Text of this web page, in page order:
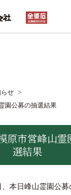
せ
園公募の抽選結果
原市営峰山霊
選結果
本日峰山霊園公